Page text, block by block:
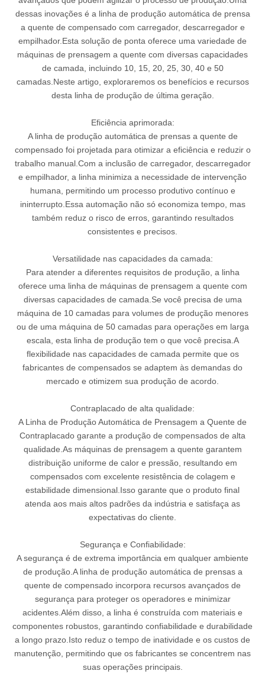
dessas inovações é a linha de produção automática de prensa
a quente de compensado com carregador, descarregador e
empilhador.Esta solução de ponta oferece uma variedade de
máquinas de prensagem a quente com diversas capacidades
de camada, incluindo 10, 15, 20, 25, 30, 40 e 50
camadas.Neste artigo, exploraremos os benefícios e recursos
desta linha de produção de última geração.
Eficiência aprimorada:
A linha de produção automática de prensas a quente de
compensado foi projetada para otimizar a eficiência e reduzir o
trabalho manual.Com a inclusão de carregador, descarregador
e empilhador, a linha minimiza a necessidade de intervenção
humana, permitindo um processo produtivo contínuo e
ininterrupto.Essa automação não só economiza tempo, mas
também reduz o risco de erros, garantindo resultados
consistentes e precisos.
Versatilidade nas capacidades da camada:
Para atender a diferentes requisitos de produção, a linha
oferece uma linha de máquinas de prensagem a quente com
diversas capacidades de camada.Se você precisa de uma
máquina de 10 camadas para volumes de produção menores
ou de uma máquina de 50 camadas para operações em larga
escala, esta linha de produção tem o que você precisa.A
flexibilidade nas capacidades de camada permite que os
fabricantes de compensados ​​se adaptem às demandas do
mercado e otimizem sua produção de acordo.
Contraplacado de alta qualidade:
A Linha de Produção Automática de Prensagem a Quente de
Contraplacado garante a produção de compensados ​​de alta
qualidade.As máquinas de prensagem a quente garantem
distribuição uniforme de calor e pressão, resultando em
compensados ​​com excelente resistência de colagem e
estabilidade dimensional.Isso garante que o produto final
atenda aos mais altos padrões da indústria e satisfaça as
expectativas do cliente.
Segurança e Confiabilidade:
A segurança é de extrema importância em qualquer ambiente
de produção.A linha de produção automática de prensas a
quente de compensado incorpora recursos avançados de
segurança para proteger os operadores e minimizar
acidentes.Além disso, a linha é construída com materiais e
componentes robustos, garantindo confiabilidade e durabilidade
a longo prazo.Isto reduz o tempo de inatividade e os custos de
manutenção, permitindo que os fabricantes se concentrem nas
suas operações principais.